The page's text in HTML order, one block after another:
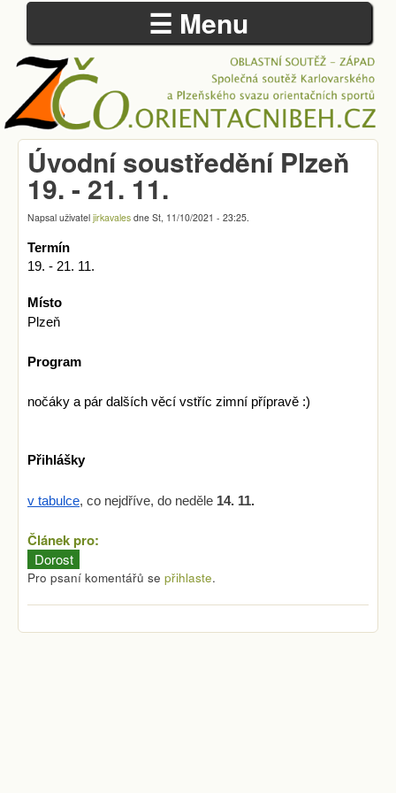
ZÁPADOČESKÁ
OBLAST
Úvodní soustředění Plzeň
19. - 21. 11.
Napsal uživatel jirkavales dne St, 11/10/2021 - 23:25.
Termín
19. - 21. 11.
Místo
Plzeň
Program
nočáky a pár dalších věcí vstříc zimní přípravě :)
Přihlášky
v tabulce, co nejdříve, do neděle 14. 11.
Článek pro:
Dorost
Pro psaní komentářů se přihlaste.
☰ Menu